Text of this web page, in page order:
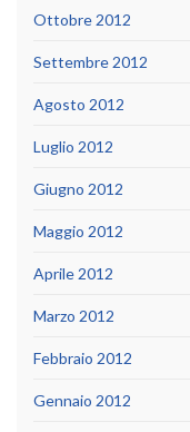
Ottobre 2012
Settembre 2012
Agosto 2012
Luglio 2012
Giugno 2012
Maggio 2012
Aprile 2012
Marzo 2012
Febbraio 2012
Gennaio 2012